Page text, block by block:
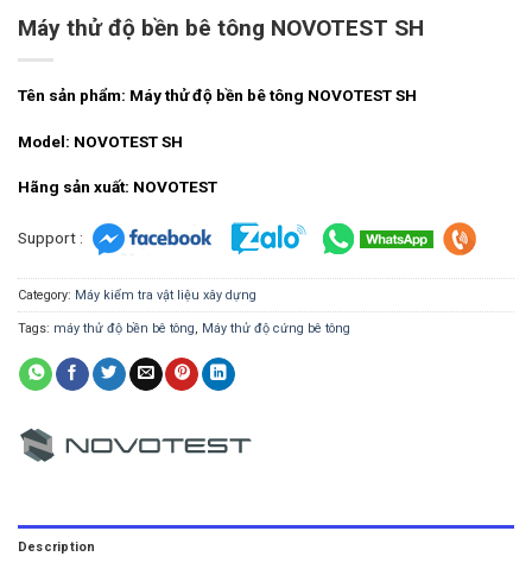
Máy thử độ bền bê tông NOVOTEST SH
Tên sản phẩm: Máy thử độ bền bê tông NOVOTEST SH
Model: NOVOTEST SH
Hãng sản xuất: NOVOTEST
Support :
Category: Máy kiểm tra vật liệu xây dựng
Tags: máy thử độ bền bê tông, Máy thử độ cứng bê tông
Description